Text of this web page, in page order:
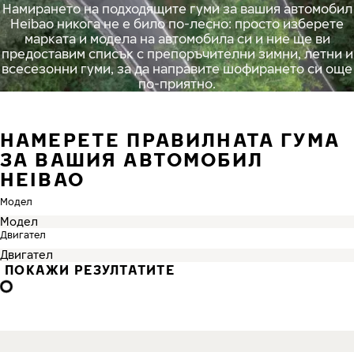
Намирането на подходящите гуми за вашия автомобил
Heibao никога не е било по-лесно: просто изберете
марката и модела на автомобила си и ние ще ви
предоставим списък с препоръчителни зимни, летни и
всесезонни гуми, за да направите шофирането си още
по-приятно.
НАМЕРЕТЕ ПРАВИЛНАТА ГУМА
ЗА ВАШИЯ АВТОМОБИЛ
HEIBAO
Модел
Двигател
ПОКАЖИ РЕЗУЛТАТИТЕ